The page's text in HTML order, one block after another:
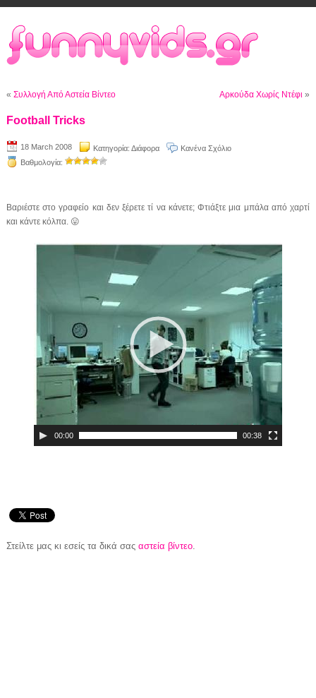
« Συλλογή Από Αστεία Βίντεο Αρκούδα Χωρίς Ντέφι »
Football Tricks
18 March 2008 Κατηγορία: Διάφορα
Κανένα Σχόλιο
Βαθμολογία:
Βαριέστε στο γραφείο και δεν ξέρετε τί να κάνετε; Φτιάξτε μια μπάλα από χαρτί
και κάντε κόλπα. 😛
Video
00:00 00:38
Στείλτε μας κι εσείς τα δικά σας αστεία βίντεο.